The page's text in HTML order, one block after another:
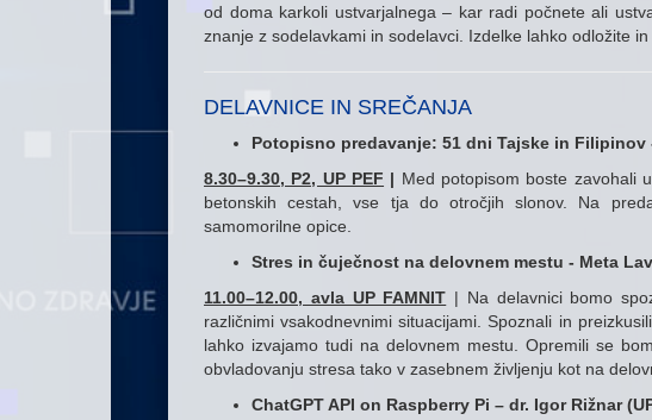
od doma karkoli ustvarjalnega – kar radi počnete ali
znanje z sodelavkami in sodelavci. Izdelke lahko odložite
DELAVNICE IN SREČANJA
Potopisno predavanje: 51 dni Tajske in Filipinov
8.30–9.30, P2, UP PEF | Med potopisom boste zavohali
betonskih cestah, vse tja do otročjih slonov. Na
samomorilne opice.
Stres in čuječnost na delovnem mestu - Meta
11.00–12.00, avla UP FAMNIT | Na delavnici bomo
različnimi vsakodnevnimi situacijami. Spoznali in
lahko izvajamo tudi na delovnem mestu. Opremili se
obvladovanju stresa tako v zasebnem življenju kot na
ChatGPT API on Raspberry Pi – dr. Igor Rižnar